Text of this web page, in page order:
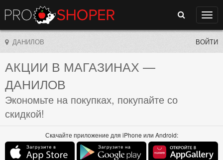
Поиск
ДАНИЛОВ ВОЙТИ
АКЦИИ В МАГАЗИНАХ —
ДАНИЛОВ
Экономьте на покупках, покупайте со
скидкой!
Скачайте приложение для iPhone или Android: